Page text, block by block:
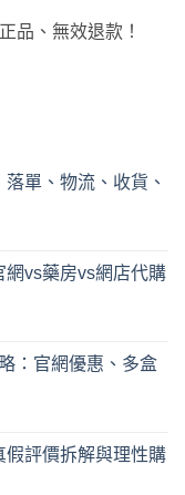
品、無效退款！
單、物流、收貨、
vs藥房vs網店代購
：官網優惠、多盒
評價拆解與理性購